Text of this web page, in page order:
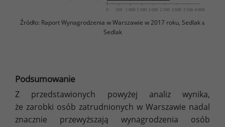
Źródło: Raport Wynagrodzenia w Warszawie w 2017 roku, Sedlak &
Sedlak
Podsumowanie
Z przedstawionych powyżej analiz wynika,
że zarobki osób zatrudnionych w Warszawie nadal
znacznie przewyższają wynagrodzenia osób